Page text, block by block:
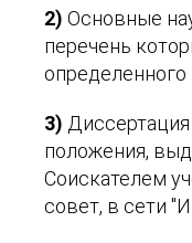
2) Основные
перечень
определенного
3)
положения,
Соискателем
совет, в сети